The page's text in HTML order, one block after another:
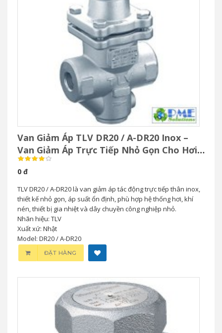
Van Giảm Áp TLV DR20 / A-DR20 Inox –
Van Giảm Áp Trực Tiếp Nhỏ Gọn Cho Hơi
& Khí Nén
0 đ
TLV DR20 / A-DR20 là van giảm áp tác động trực tiếp thân inox,
thiết kế nhỏ gọn, áp suất ổn định, phù hợp hệ thống hơi, khí
nén, thiết bị gia nhiệt và dây chuyền công nghiệp nhỏ.
Nhãn hiệu: TLV
Xuất xứ: Nhật
Model: DR20 / A-DR20
ĐẶT HÀNG